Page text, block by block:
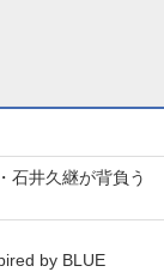
石井久継が背負う
by BLUE